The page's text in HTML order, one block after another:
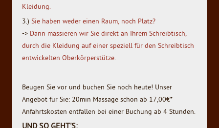
Kleidung.
3.) Sie haben weder einen Raum, noch Platz?
-> Dann massieren wir Sie direkt an Ihrem Schreibtisch,
durch die Kleidung auf einer speziell für den Schreibtisch
entwickelten Oberkörperstütze.
Beugen Sie vor und buchen Sie noch heute! Unser
Angebot für Sie: 20min Massage schon ab 17,00€*
Anfahrtskosten entfallen bei einer Buchung ab 4 Stunden.